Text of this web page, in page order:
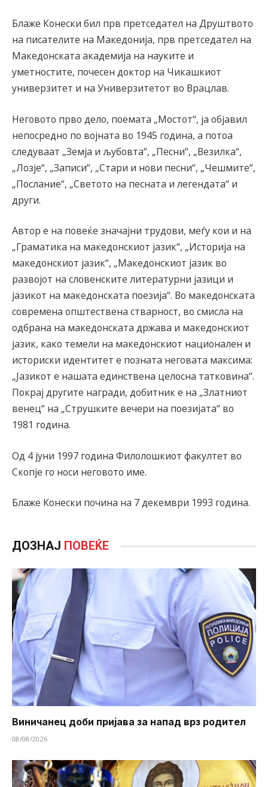
Блаже Конески бил прв претседател на Друштвото
на писателите на Македонија, прв претседател на
Македонската академија на науките и
уметностите, почесен доктор на Чикашкиот
универзитет и на Универзитетот во Врацлав.
Неговото прво дело, поемата „Мостот“, ја објавил
непосредно по војната во 1945 година, а потоа
следуваат „Земја и љубовта“, „Песни“, „Везилка“,
„Лозје“, „Записи“, „Стари и нови песни“, „Чешмите“,
„Послание“, „Светото на песната и легендата“ и
други.
Автор е на повеќе значајни трудови, меѓу кои и на
„Граматика на македонскиот јазик“, „Историја на
македонскиот јазик“, „Македонскиот јазик во
развојот на словенските литературни јазици и
јазикот на македонската поезија“. Во македонската
современа општествена стварност, во смисла на
одбрана на македонската држава и македонскиот
јазик, како темели на македонскиот национален и
историски идентитет е позната неговата максима:
„Јазикот е нашата единствена целосна татковина“.
Покрај другите награди, добитник е на „Златниот
венец“ на „Струшките вечери на поезијата“ во
1981 година.
Од 4 јуни 1997 година Филолошкиот факултет во
Скопје го носи неговото име.
Блаже Конески почина на 7 декември 1993 година.
ДОЗНАЈ ПОВЕЌЕ
Виничанец доби пријава за напад врз родител
08/08/2026